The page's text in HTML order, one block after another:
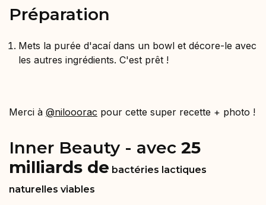
Préparation
Mets la purée d'acaí dans un bowl et décore-le avec
les autres ingrédients. C'est prêt !
Merci à @nilooorac pour cette super recette + photo !
Inner Beauty - avec 25
milliards de bactéries lactiques
naturelles viables